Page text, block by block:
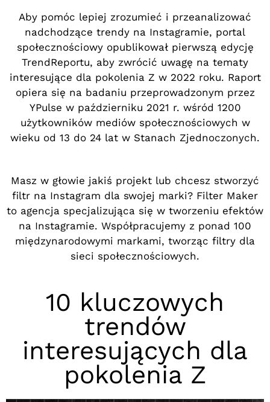
Aby pomóc lepiej zrozumieć i przeanalizować
nadchodzące trendy na Instagramie, portal
społecznościowy opublikował pierwszą edycję
TrendReportu, aby zwrócić uwagę na tematy
interesujące dla pokolenia Z w 2022 roku. Raport
opiera się na badaniu przeprowadzonym przez
YPulse w październiku 2021 r. wśród 1200
użytkowników mediów społecznościowych w
wieku od 13 do 24 lat w Stanach Zjednoczonych.
Masz w głowie jakiś projekt lub chcesz stworzyć
filtr na Instagram dla swojej marki? Filter Maker
to agencja specjalizująca się w tworzeniu efektów
na Instagramie. Współpracujemy z ponad 100
międzynarodowymi markami, tworząc filtry dla
sieci społecznościowych.
10 kluczowych
trendów
interesujących dla
pokolenia Z